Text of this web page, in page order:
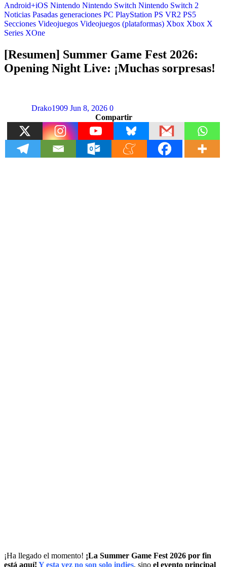
Android+iOS Nintendo Nintendo Switch Nintendo Switch 2
Noticias Pasadas generaciones PC PlayStation PS VR2 PS5
Secciones Videojuegos Videojuegos (plataformas) Xbox Xbox X
Series XOne
[Resumen] Summer Game Fest 2026:
Opening Night Live: ¡Muchas sorpresas!
Drako1909 Jun 8, 2026 0
Compartir
¡Ha llegado el momento! ¡La Summer Game Fest 2026 por fin
está aquí! Y esta vez no son solo indies, sino el evento principal